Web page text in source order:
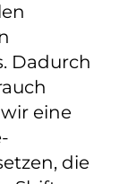
Dadurch
eine
die